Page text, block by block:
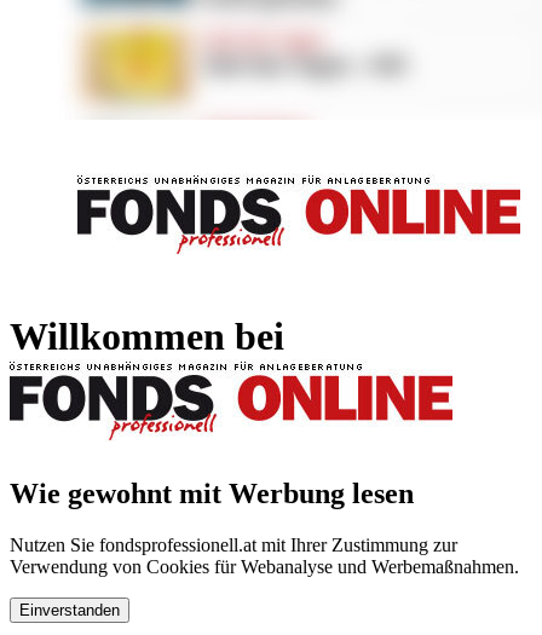
Willkommen bei
Wie gewohnt mit Werbung lesen
Nutzen Sie fondsprofessionell.at mit Ihrer Zustimmung zur
Verwendung von Cookies für Webanalyse und Werbemaßnahmen.
Einverstanden